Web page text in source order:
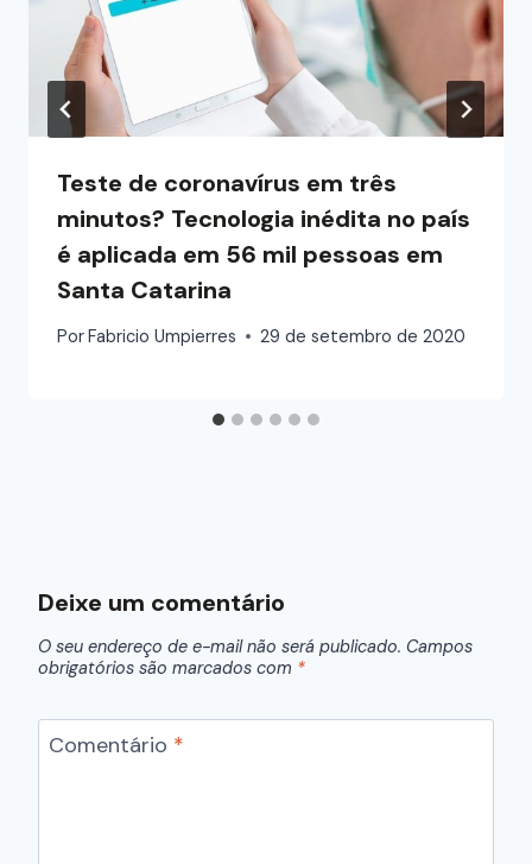
Teste de coronavírus em três
minutos? Tecnologia inédita no país
é aplicada em 56 mil pessoas em
Santa Catarina
PorFabricio Umpierres 29 de setembro de 2020
Deixe um comentário
O seu endereço de e-mail não será publicado. Campos
obrigatórios são marcados com *
Comentário *